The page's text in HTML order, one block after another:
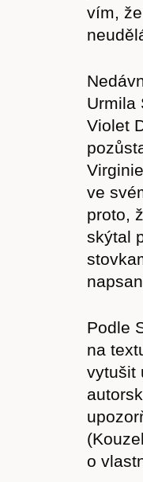
vím,
Urmila
Violet
ve
proto,
skýtal
Podle
na
vytušit
o